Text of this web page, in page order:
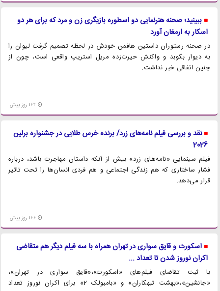
ببینید؛ صحنه هنرنمایی دو اسطوره بازیگری زن و مرد که برای هر دو
اسکار به ارمغان آورد
در صحنه رستوران داستین هافمن خودش در لحظه تصمیم گرفت لیوان را
به دیوار بکوبد و واکنش حیرت‌زده مریل استریپ واقعی است، چون از
چنین اتفاقی خبر نداشت.
164 روز پیش
نقد و بررسی فیلم نامه‌های زرد/ برنده خرس طلایی در جشنواره برلین
2026
فیلم سینمایی «نامه‌های زرد» بیش از آنکه داستان مهاجرت باشد، درباره
فشار ساختاری که هم زندگی اجتماعی و هم فردی انسان‌ها را تحت تاثیر
قرار می‌دهد.
166 روز پیش
اسکورت و قایق سواری در تهران همراه با سه فیلم دیگر هم متقاضی
اکران نوروز شدن تا تعداد ...
با ثبت تقاضای فیلم‌های «اسکورت»،«قایق سواری در تهران»،
«جانشین»،«بهشت تبهکاران» و «بامبولک 2» برای اکران نوروز تعداد